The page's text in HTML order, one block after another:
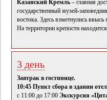
Казанский Кремль – главная
государственный музей-
востока. Здесь взметнулись
На территории крепости
3 день
Завтрак в гостинице.
10:45 Пункт сбора в здании
с 11:00 до 17:00 Экскурсия